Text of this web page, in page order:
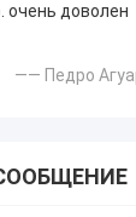
очень доволен
—— Педро